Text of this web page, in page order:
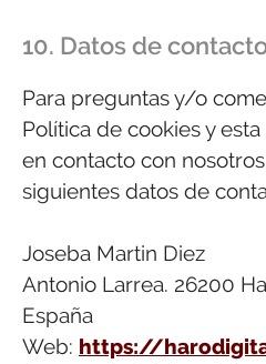
10. Datos de
Para preguntas y/o
Política de cookies y
en contacto con
siguientes datos de
Joseba Martin Diez
Antonio Larrea. 26200
España
Web: https://